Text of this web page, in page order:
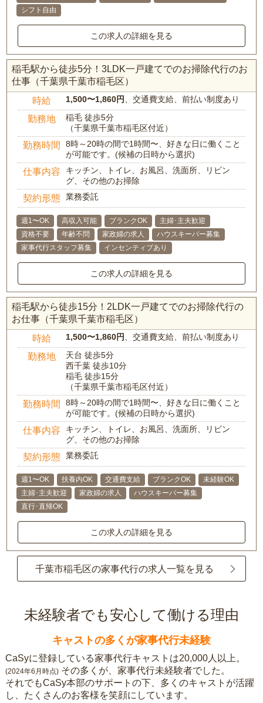
シフト自由
この求人の詳細を見る
稲毛駅から徒歩5分！3LDK一戸建てでのお掃除代行のお
仕事（千葉県千葉市稲毛区）
時給 1,500〜1,860円 、交通費支給、前払い制度あり
勤務地
稲毛 徒歩5分
（千葉県千葉市稲毛区付近）
勤務時間
8時～20時の間で1時間〜、好きな日に働くこと
が可能です。(候補の日時から選択)
仕事内容
キッチン、トイレ、お風呂、洗面所、リビン
グ、その他のお掃除
契約形態 業務委託
週1〜OK 高収入可能 ブランクOK
主婦･主夫歓迎
資格不要
年齢不問 家政婦の求人
ハウスキーパー募集
家事代行スタッフ募集
インセンティブあり
この求人の詳細を見る
稲毛駅から徒歩15分！2LDK一戸建てでのお掃除代行の
お仕事（千葉県千葉市稲毛区）
時給 1,500〜1,860円 、交通費支給、前払い制度あり
勤務地
天台 徒歩5分
西千葉 徒歩10分
稲毛 徒歩15分
（千葉県千葉市稲毛区付近）
勤務時間
8時～20時の間で1時間〜、好きな日に働くこと
が可能です。(候補の日時から選択)
仕事内容
キッチン、トイレ、お風呂、洗面所、リビン
グ、その他のお掃除
契約形態 業務委託
週1〜OK 扶養内OK 交通費支給 ブランクOK
未経験OK
主婦･主夫歓迎
家政婦の求人
ハウスキーパー募集
直行･直帰OK
この求人の詳細を見る
千葉市稲毛区の家事代行の求人一覧を見る
未経験者でも安心して働ける理由
キャストの多くが家事代行未経験
CaSyに登録している家事代行キャストは20,000人以上。
(2024年6月時点) その多くが、家事代行未経験者でした。
それでもCaSy本部のサポートの下、多くのキャストが活躍
し、たくさんのお客様を笑顔にしています。